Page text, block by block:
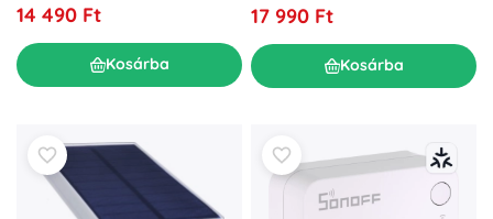
14 490 Ft
Kosárba
szirénával
17 990 Ft
Kosárba